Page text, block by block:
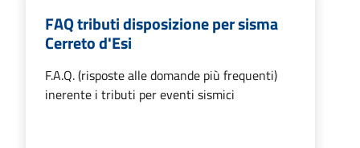
FAQ tributi disposizione per sisma
Cerreto d'Esi
F.A.Q. (risposte alle domande più frequenti)
inerente i tributi per eventi sismici